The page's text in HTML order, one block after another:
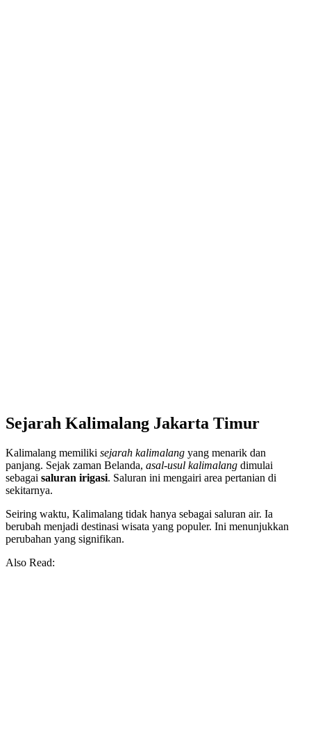
Sejarah Kalimalang Jakarta Timur
Kalimalang memiliki sejarah kalimalang yang menarik dan
panjang. Sejak zaman Belanda, asal-usul kalimalang dimulai
sebagai saluran irigasi. Saluran ini mengairi area pertanian di
sekitarnya.
Seiring waktu, Kalimalang tidak hanya sebagai saluran air. Ia
berubah menjadi destinasi wisata yang populer. Ini menunjukkan
perubahan yang signifikan.
Also Read: